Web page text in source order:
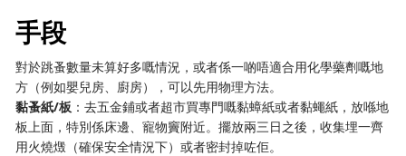
手段
對於跳蚤數量未算好多嘅情況，或者係一啲唔適合用化學藥劑嘅地
方（例如嬰兒房、廚房），可以先用物理方法。
黏蚤紙/板 ：去五金鋪或者超市買專門嘅黏蟑紙或者黏蠅紙，放喺地
板上面，特別係床邊、寵物竇附近。擺放兩三日之後，收集埋一齊
用火燒燬（確保安全情況下）或者密封掉咗佢。